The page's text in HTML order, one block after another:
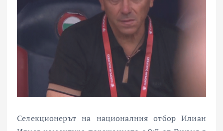
Селекционерът на националния отбор Илиан